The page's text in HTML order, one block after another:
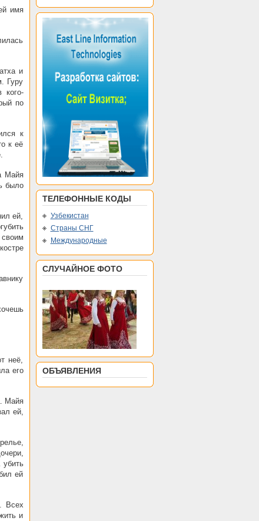
имя
и
Гуру
кого-
по
к
к её
Майя
было
ей,
неё,
его
Майя
ей,
ей
Всех
и
ТЕЛЕФОННЫЕ КОДЫ
Узбекистан
Страны СНГ
Международные
СЛУЧАЙНОЕ ФОТО
ОБЪЯВЛЕНИЯ